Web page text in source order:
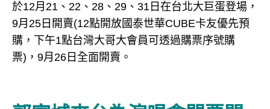
於12月21、22、28、29、31日在台北大巨蛋登場，
9月25日開賣(12點開放國泰世華CUBE卡友優先預
購，下午1點台灣大哥大會員可透過購票序號購
票)，9月26日全面開賣。